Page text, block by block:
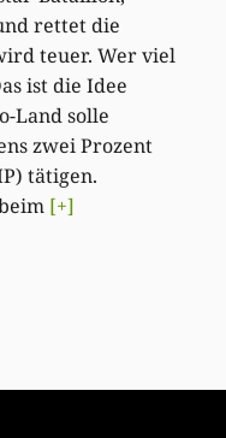
rettet die
teuer. Wer viel
ist die Idee
Land solle
zwei Prozent
tätigen.
[+]